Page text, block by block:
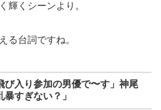
輝くシーンより。
る台詞ですね。
び入り参加の男優で〜す」神尾
暴すぎない？」